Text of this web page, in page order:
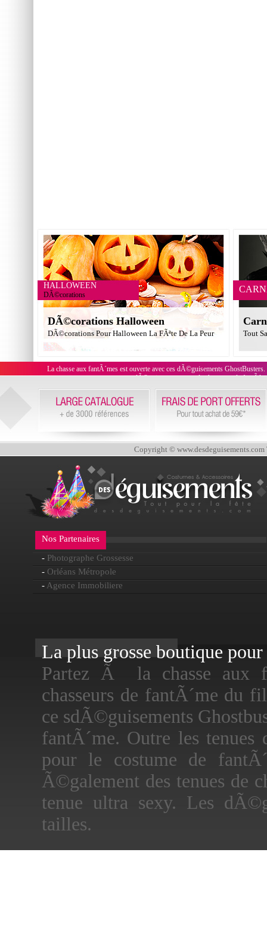
HALLOWEEN
DÃ©corations
DÃ©corations Halloween
DÃ©corations Pour Halloween La FÃªte De La Peur Tout
La chasse aux fantÃ´mes est ouverte avec ces dÃ©guisements
dÃ©guisements sexy de chasseurs de
Copyright © www.desdeguisements.com
Nos Partenaires
- Photographe Grossesse
- Orléans Métropole
- Agence Immobiliere
La plus grosse boutique
Partez Ã la chasse aux
chasseurs de fantÃ´me du
ce sdÃ©guisements
fantÃ´me. Outre les tenues
pour le costume de
Ã©galement des tenues de
tenue ultra sexy. Les
tailles.